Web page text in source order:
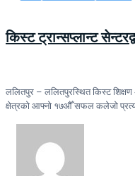
किस्ट ट्रान्सप्लान्ट
ललितपुर – ललितपुरस्थित किस्ट शिक्षण
क्षेत्रको आफ्नो १७औँ सफल कलेजो